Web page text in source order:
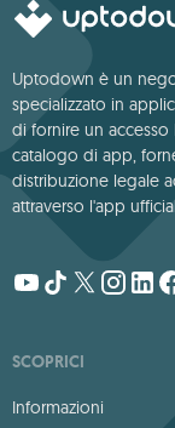
Uptodown è un
specializzato in
di fornire un
catalogo di app,
distribuzione legale
attraverso l'app
SCOPRICI
Informazioni